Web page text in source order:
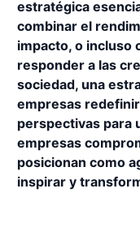
estratégica
combinar el
impacto, o incluso
responder a las
sociedad, una
empresas
perspectivas para
empresas
posicionan como
inspirar y